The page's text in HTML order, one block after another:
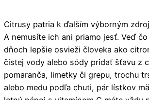
Citrusy patria k ďalším výborným
A nemusíte ich ani priamo jesť. Veď
dňoch lepšie osvieži človeka ako
čistej vody alebo sódy pridať šťavu z
pomaranča, limetky či grepu, trochu
alebo medu podľa chuti, pár lístkov